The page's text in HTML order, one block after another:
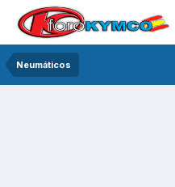
Neumáticos